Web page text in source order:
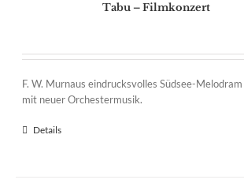
Tabu – Filmkonzert
F. W. Murnaus eindrucksvolles Südsee-Melodram
mit neuer Orchestermusik.
Details